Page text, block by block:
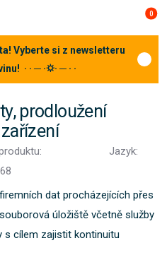
0
Vyberte si z newsletteru
· · ─ ·⛭· ─ · ·
prodloužení
Jazyk:
dat procházejících přes
úložiště včetně služby
s cílem zajistit kontinuitu